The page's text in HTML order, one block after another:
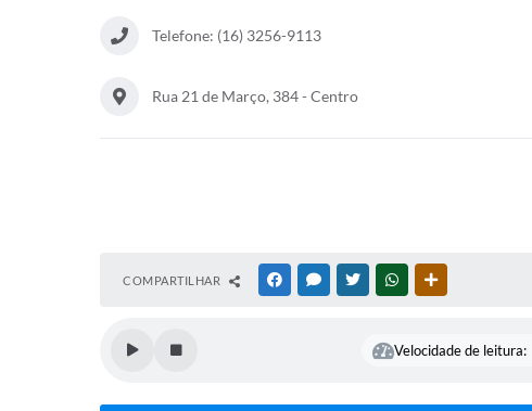
Telefone: (16) 3256-9113
Rua 21 de Março, 384 - Centro
COMPARTILHAR FACEBOOKMESSENGER
TWITTERWHATSAPP
Velocidade de leitura: